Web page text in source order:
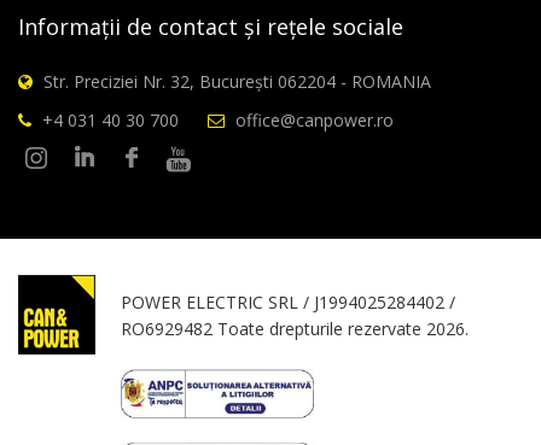
Informații de contact și rețele sociale
Str. Preciziei Nr. 32, București 062204 - ROMANIA
+4 031 40 30 700
office@canpower.ro
POWER ELECTRIC SRL / J1994025284402 /
RO6929482 Toate drepturile rezervate 2026.